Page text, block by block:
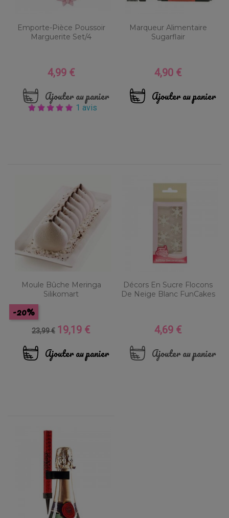
Emporte-Pièce Poussoir
Marguerite Set/4
Prix
4,99 €
Ajouter au panier
1 avis
Marqueur Alimentaire
Sugarflair
Prix
4,90 €
Ajouter au panier
Moule Bûche Meringa
Silikomart
Prix
base
23,99 €
-20%
Prix
19,19 €
Ajouter au panier
Décors En Sucre Flocons
De Neige Blanc FunCakes
Prix
4,69 €
Ajouter au panier